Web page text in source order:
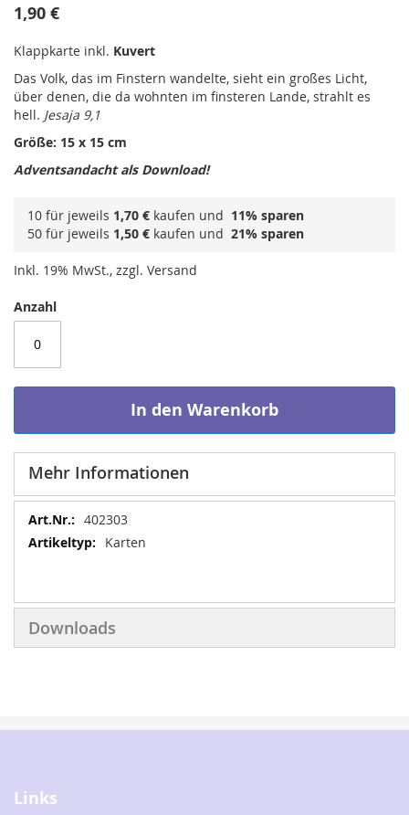
1,90 €
Klappkarte inkl. Kuvert
Das Volk, das im Finstern wandelte, sieht ein großes Licht,
über denen, die da wohnten im finsteren Lande, strahlt es
hell. Jesaja 9,1
Größe: 15 x 15 cm
Adventsandacht als Download!
10 für jeweils 1,70 € kaufen und 11% sparen
50 für jeweils 1,50 € kaufen und 21% sparen
Inkl. 19% MwSt., zzgl. Versand
Anzahl
In den Warenkorb
Mehr Informationen
Mehr
Informationen
402303
Karten
Downloads
Links